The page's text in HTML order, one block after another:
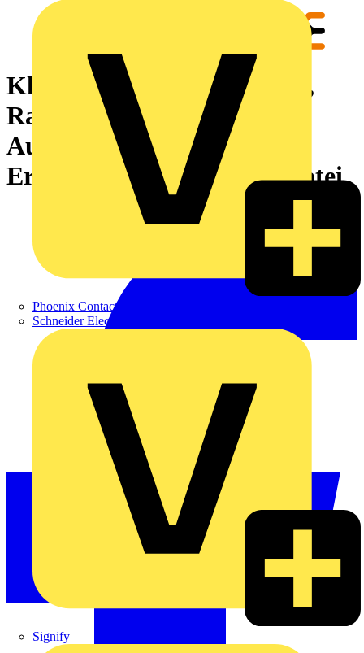
Phoenix Contact
Schneider Electric
Signify
Klemmenmarkierung, gelb,
Raster in mm: 3.50,
Aufgedruckte Zeichen:
Erfordert M-Print PRO-Datei